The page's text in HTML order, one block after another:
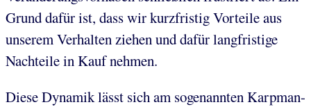
Grund dafür ist, dass wir kurzfristig Vorteile aus
unserem Verhalten ziehen und dafür langfristige
Nachteile in Kauf nehmen.
Diese Dynamik lässt sich am sogenannten Karpman-